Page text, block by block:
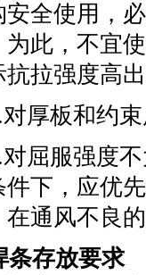
安全使用，
为此，不宜
抗拉强度高
厚板和约束
屈服强度不
件下，应优
在通风不良
条存放要求